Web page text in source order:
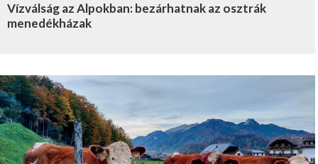
Vízválság az Alpokban: bezárhatnak az osztrák
menedékházak